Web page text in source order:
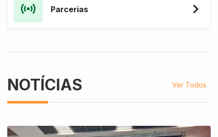
Parcerias
NOTÍCIAS Ver Todos